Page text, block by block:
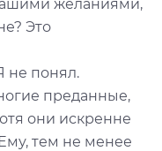
желаниями,
Это
не понял.
преданные,
они искренне
тем не менее